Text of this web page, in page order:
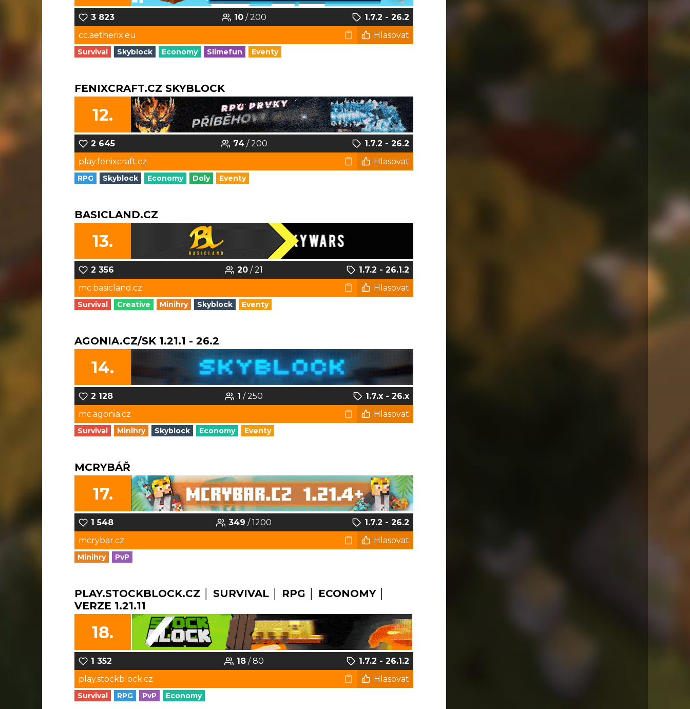
3 823 10/ 200
1.7.2 - 26.2
cc.aetherix.eu
Hlasovat
Survival Skyblock Economy Slimefun Eventy
FENIXCRAFT.CZ SKYBLOCK
12.
2 645 74/ 200
1.7.2 - 26.2
play.fenixcraft.cz
Hlasovat
RPG Skyblock Economy Doly Eventy
BASICLAND.CZ
13.
2 356 20 / 21
1.7.2 - 26.1.2
mc.basicland.cz
Hlasovat
Survival Creative Minihry Skyblock Eventy
AGONIA.CZ/SK 1.21.1 - 26.2
14.
2 128 1 / 250
1.7.x - 26.x
mc.agonia.cz
Hlasovat
Survival Minihry Skyblock Economy Eventy
MCRYBÁŘ
17.
1 548 349 / 1200
1.7.2 - 26.2
mcrybar.cz
Hlasovat
Minihry PvP
PLAY.STOCKBLOCK.CZ │ SURVIVAL │ RPG │ ECONOMY │
VERZE 1.21.11
18.
1 352 18/ 80
1.7.2 - 26.1.2
play.stockblock.cz
Hlasovat
Survival RPG PvP Economy